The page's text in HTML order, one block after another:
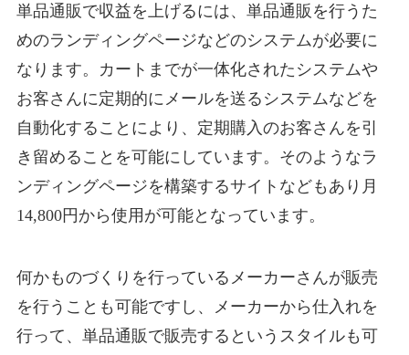
単品通販で収益を上げるには、単品通販を行うた
めのランディングページなどのシステムが必要に
なります。カートまでが一体化されたシステムや
お客さんに定期的にメールを送るシステムなどを
自動化することにより、定期購入のお客さんを引
き留めることを可能にしています。そのようなラ
ンディングページを構築するサイトなどもあり月
14,800円から使用が可能となっています。
何かものづくりを行っているメーカーさんが販売
を行うことも可能ですし、メーカーから仕入れを
行って、単品通販で販売するというスタイルも可